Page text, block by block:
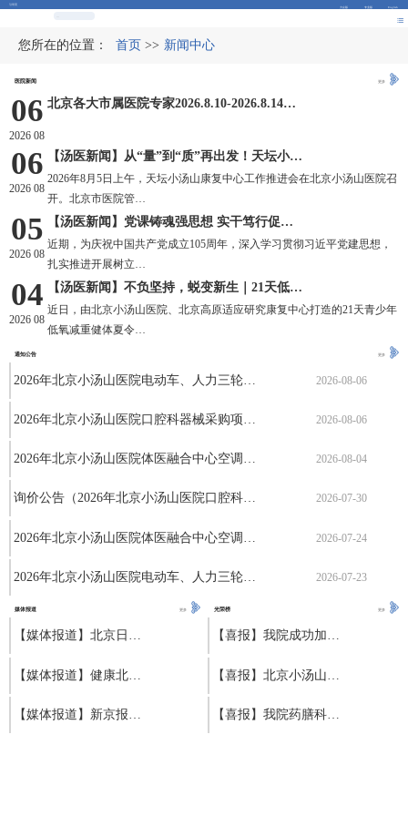
引导页
大众版 专业版 English
您所在的位置： 首页 >> 新闻中心
医院新闻 更多
北京各大市属医院专家2026.8.10-2026.8.14…
06
2026 08
【汤医新闻】从“量”到“质”再出发！天坛小…
06
2026 08
2026年8月5日上午，天坛小汤山康复中心工作推进会在北京小汤山医院召
开。北京市医院管…
【汤医新闻】党课铸魂强思想 实干笃行促发展—…
05
2026 08
近期，为庆祝中国共产党成立105周年，深入学习贯彻习近平党建思想，
扎实推进开展树立…
【汤医新闻】不负坚持，蜕变新生｜21天低氧减…
04
2026 08
近日，由北京小汤山医院、北京高原适应研究康复中心打造的21天青少年
低氧减重健体夏令…
通知公告 更多
2026年北京小汤山医院电动车、人力三轮… 2026-08-06
2026年北京小汤山医院口腔科器械采购项… 2026-08-06
2026年北京小汤山医院体医融合中心空调… 2026-08-04
询价公告（2026年北京小汤山医院口腔科… 2026-07-30
2026年北京小汤山医院体医融合中心空调… 2026-07-24
2026年北京小汤山医院电动车、人力三轮… 2026-07-23
媒体报道 更多
【媒体报道】北京日报：小汤山医院破解“…
光荣榜 更多
【喜报】我院成功加入北京市中医优势专科…